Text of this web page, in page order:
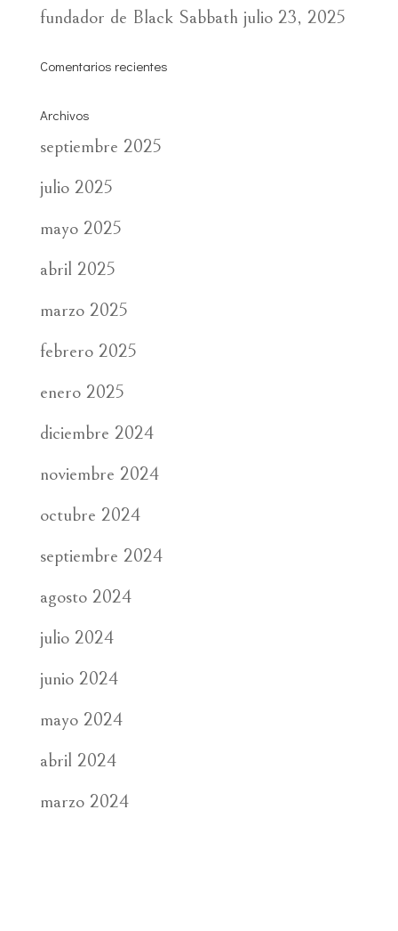
fundador de Black Sabbath julio 23, 2025
Comentarios recientes
Archivos
septiembre 2025
julio 2025
mayo 2025
abril 2025
marzo 2025
febrero 2025
enero 2025
diciembre 2024
noviembre 2024
octubre 2024
septiembre 2024
agosto 2024
julio 2024
junio 2024
mayo 2024
abril 2024
marzo 2024